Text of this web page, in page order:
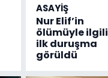
ASAYİŞ
Nur Elif’in
ölümüyle ilgili
ilk duruşma
görüldü